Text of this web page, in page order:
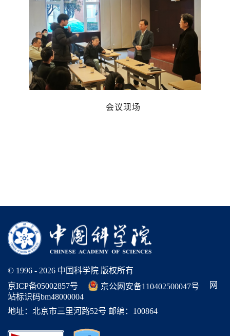
会议现场
© 1996 - 2026 中国科学院 版权所有
京ICP备05002857号
京公网安备110402500047号
网
站标识码bm48000004
地址：北京市三里河路52号 邮编：100864